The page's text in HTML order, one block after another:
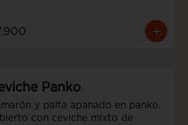
Panko
y palta apanado en panko,
con ceviche mixto de